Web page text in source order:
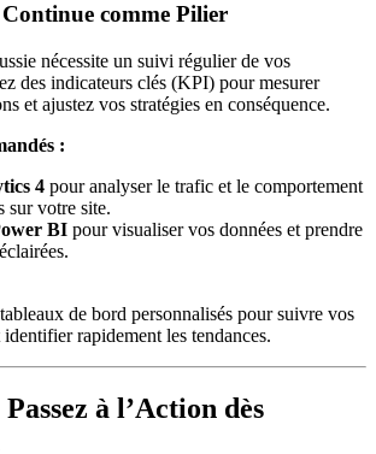
comme Pilier
nécessite un suivi régulier de vos
des indicateurs clés (KPI) pour mesurer
et ajustez vos stratégies en conséquence.
:
4 pour analyser le trafic et le comportement
sur votre site.
BI pour visualiser vos données et prendre
de bord personnalisés pour suivre vos
rapidement les tendances.
à l’Action dès